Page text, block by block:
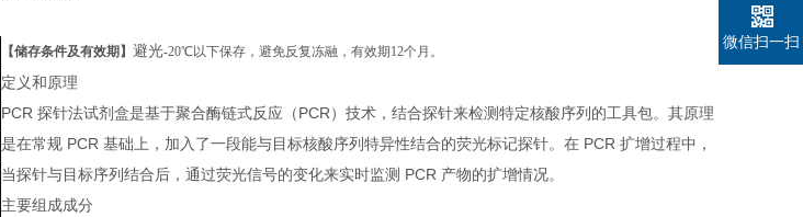
【储存条件及有效期】 避光-20℃以下保存，避免反复冻融，有效期12个月。
定义和原理
PCR 探针法试剂盒是基于聚合酶链式反应（PCR）技术，结合探针来检测特定核酸序列的工具包。其原理
是在常规 PCR 基础上，加入了一段能与目标核酸序列特异性结合的荧光标记探针。在 PCR 扩增过程中，
当探针与目标序列结合后，通过荧光信号的变化来实时监测 PCR 产物的扩增情况。
主要组成成分
微信扫一扫